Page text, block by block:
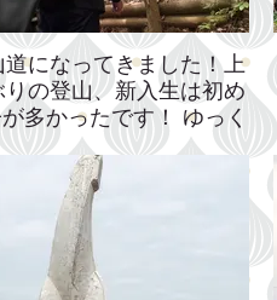
になってきました！上
の登山、新入生は初め
多かったです！ ゆっく
行きましょう💪